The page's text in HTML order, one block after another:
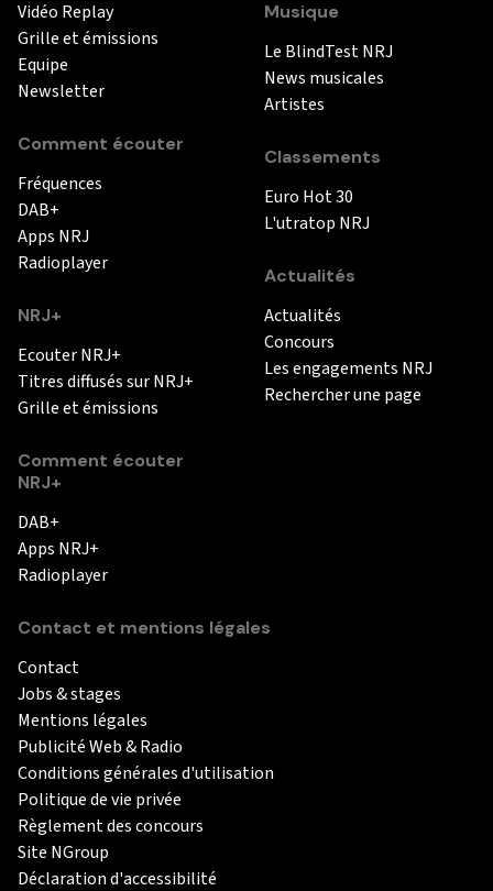
Vidéo Replay
Grille et émissions
Equipe
Newsletter
Comment écouter
Fréquences
DAB+
Apps NRJ
Radioplayer
NRJ+
Ecouter NRJ+
Titres diffusés sur NRJ+
Grille et émissions
Comment écouter
NRJ+
DAB+
Apps NRJ+
Radioplayer
Musique
Le BlindTest NRJ
News musicales
Artistes
Classements
Euro Hot 30
L'utratop NRJ
Actualités
Actualités
Concours
Les engagements NRJ
Rechercher une page
Contact et mentions légales
Contact
Jobs & stages
Mentions légales
Publicité Web & Radio
Conditions générales d'utilisation
Politique de vie privée
Règlement des concours
Site NGroup
Déclaration d'accessibilité